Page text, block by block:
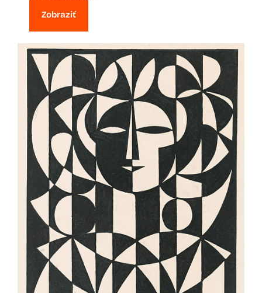
Zobraziť